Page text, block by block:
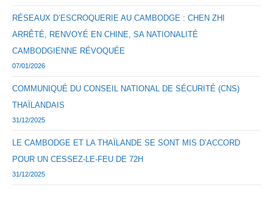
RÉSEAUX D’ESCROQUERIE AU CAMBODGE : CHEN ZHI
ARRÊTÉ, RENVOYÉ EN CHINE, SA NATIONALITÉ
CAMBODGIENNE RÉVOQUÉE
07/01/2026
COMMUNIQUÉ DU CONSEIL NATIONAL DE SÉCURITÉ (CNS)
THAÏLANDAIS
31/12/2025
LE CAMBODGE ET LA THAÏLANDE SE SONT MIS D’ACCORD
POUR UN CESSEZ-LE-FEU DE 72H
31/12/2025